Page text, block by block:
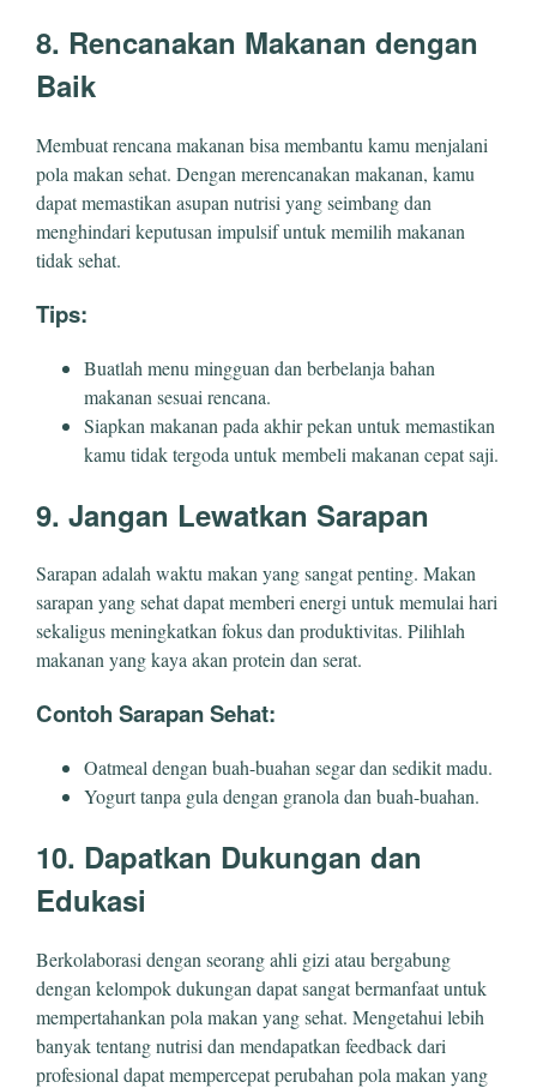
8. Rencanakan Makanan dengan
Baik
Membuat rencana makanan bisa membantu kamu menjalani
pola makan sehat. Dengan merencanakan makanan, kamu
dapat memastikan asupan nutrisi yang seimbang dan
menghindari keputusan impulsif untuk memilih makanan
tidak sehat.
Tips:
Buatlah menu mingguan dan berbelanja bahan
makanan sesuai rencana.
Siapkan makanan pada akhir pekan untuk memastikan
kamu tidak tergoda untuk membeli makanan cepat saji.
9. Jangan Lewatkan Sarapan
Sarapan adalah waktu makan yang sangat penting. Makan
sarapan yang sehat dapat memberi energi untuk memulai hari
sekaligus meningkatkan fokus dan produktivitas. Pilihlah
makanan yang kaya akan protein dan serat.
Contoh Sarapan Sehat:
Oatmeal dengan buah-buahan segar dan sedikit madu.
Yogurt tanpa gula dengan granola dan buah-buahan.
10. Dapatkan Dukungan dan
Edukasi
Berkolaborasi dengan seorang ahli gizi atau bergabung
dengan kelompok dukungan dapat sangat bermanfaat untuk
mempertahankan pola makan yang sehat. Mengetahui lebih
banyak tentang nutrisi dan mendapatkan feedback dari
profesional dapat mempercepat perubahan pola makan yang